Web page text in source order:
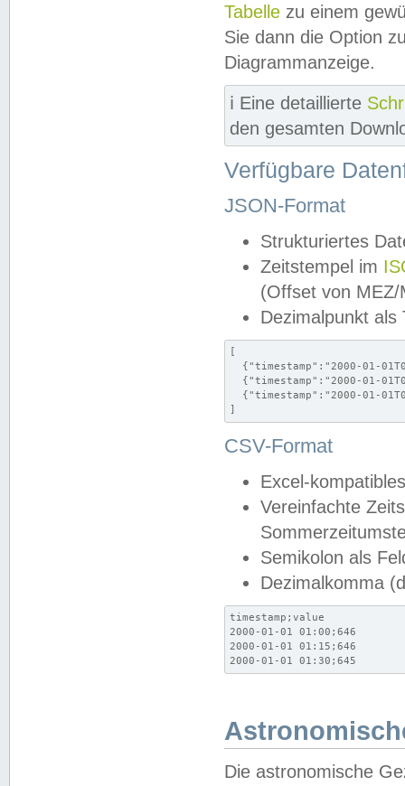
Tabelle zu einem
Sie dann die Option
Diagrammanzeige.
ℹ️ Eine detaillierte
den gesamten
Verfügbare
JSON-Format
Strukturiertes
Zeitstempel im
(Offset von MEZ/
Dezimalpunkt als
[
{"timestamp":"2000-01-
{"timestamp":"2000-01-
{"timestamp":"2000-01-
]
CSV-Format
Excel-
Vereinfachte
Semikolon als
Dezimalkomma
timestamp;value
2000-01-01 01:00;646
2000-01-01 01:15;646
2000-01-01 01:30;645
Die astronomische